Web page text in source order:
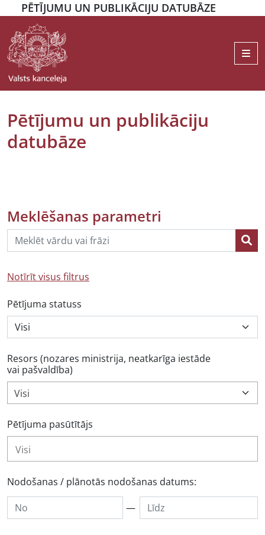
PĒTĪJUMU UN PUBLIKĀCIJU DATUBĀZE
Pētījumu un publikāciju
datubāze
Meklēšanas parametri
Notīrīt visus filtrus
Pētījuma statuss
Resors (nozares ministrija, neatkarīga iestāde
vai pašvaldība)
Visi
Pētījuma pasūtītājs
Nodošanas / plānotās nodošanas datums:
—